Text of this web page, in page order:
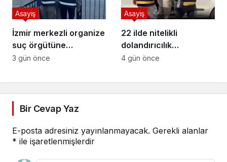
İzmir merkezli organize
suç örgütüne
operasyon
Asayiş
3 gün önce
22 ilde nitelikli
dolandırıcılık
operasyonu
Asayiş
4 gün önce
Bir Cevap Yaz
E-posta adresiniz yayınlanmayacak. Gerekli alanlar
* ile işaretlenmişlerdir